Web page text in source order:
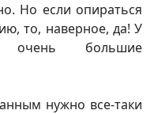
Но если опираться
то, наверное, да! У
большие
нужно все-таки